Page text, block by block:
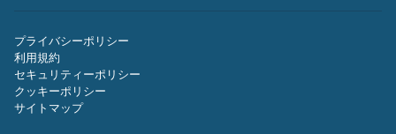
プライバシーポリシー
利用規約
セキュリティーポリシー
クッキーポリシー
サイトマップ